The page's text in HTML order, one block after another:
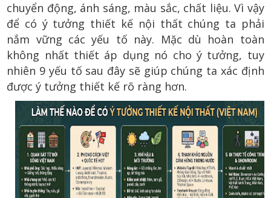
chuyển động, ánh sáng, màu sắc, chất liệu. Vì vậy
để có ý tưởng thiết kế nội thất chúng ta phải
nắm vững các yếu tố này. Mặc dù hoàn toàn
không nhất thiết áp dụng nó cho ý tưởng, tuy
nhiên 9 yếu tố sau đây sẽ giúp chúng ta xác định
được ý tưởng thiết kế rõ ràng hơn.